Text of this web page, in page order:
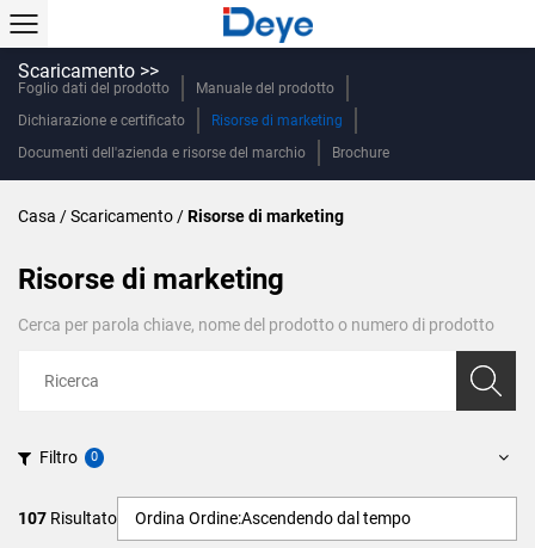
Scaricamento >>
Foglio dati del prodotto
Manuale del prodotto
Dichiarazione e certificato
Risorse di marketing
Documenti dell'azienda e risorse del marchio
Brochure
Casa /Scaricamento /Risorse di marketing
Risorse di marketing
Cerca per parola chiave, nome del prodotto o numero di prodotto
Filtro
107 Risultato Ordina Ordine:Ascendendo dal tempo